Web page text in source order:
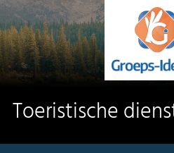
Toeristische